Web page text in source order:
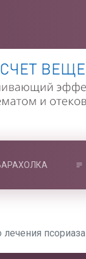
псориаза